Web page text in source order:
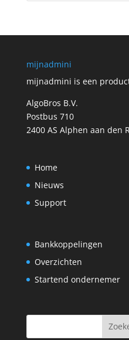
mijnadmini
mijnadmini is een
AlgoBros B.V.
Postbus 710
2400 AS Alphen aan den
Home
Nieuws
Support
Bankkoppelingen
Overzichten
Startend ondernemer